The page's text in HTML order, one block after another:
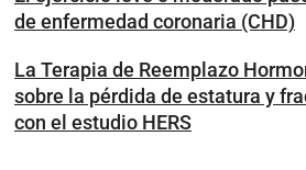
de enfermedad coronaria (CHD)
La Terapia de Reemplazo
sobre la pérdida de estatura y
con el estudio HERS